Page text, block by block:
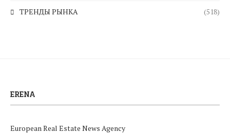
ТРЕНДЫ РЫНКА (518)
ERENA
European Real Estate News Agency